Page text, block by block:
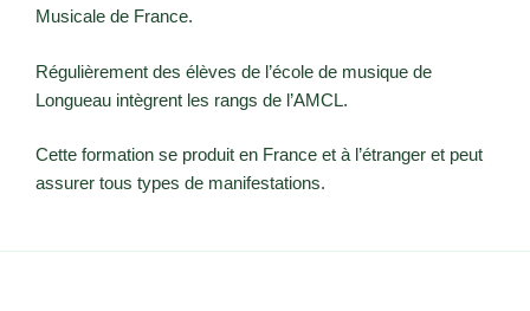
Musicale de France.
Régulièrement des élèves de l’école de musique de
Longueau intègrent les rangs de l’AMCL.
Cette formation se produit en France et à l’étranger et peut
assurer tous types de manifestations.